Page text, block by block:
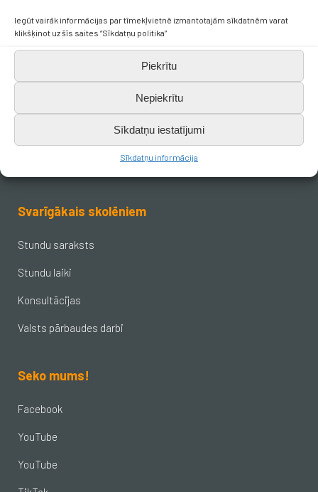
Iegūt vairāk informācijas par tīmekļvietnē izmantotajām sīkdatnēm varat
klikšķinot uz šīs saites “Sīkdatņu politika”
Piekrītu
Nepiekrītu
Sīkdatņu iestatījumi
Sīkdatņu informācija
_DEFAULT@40900017625
Svarīgākais skolēniem
Stundu saraksts
Stundu laiki
Konsultācijas
Valsts pārbaudes darbi
Seko mums!
Facebook
YouTube
YouTube